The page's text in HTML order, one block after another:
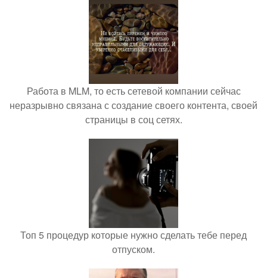
Работа в MLM, то есть сетевой компании сейчас
неразрывно связана с создание своего контента, своей
страницы в соц сетях.
Топ 5 процедур которые нужно сделать тебе перед
отпуском.